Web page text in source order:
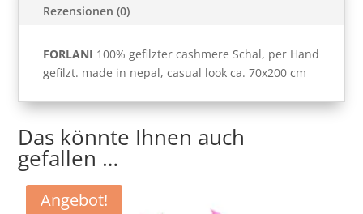
Rezensionen (0)
FORLANI 100% gefilzter cashmere Schal, per Hand
gefilzt. made in nepal, casual look ca. 70x200 cm
Das könnte Ihnen auch
gefallen …
Angebot!